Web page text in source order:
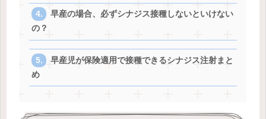
早産の場合、必ずシナジス接種しないといけない
の？
早産児が保険適用で接種できるシナジス注射まと
め